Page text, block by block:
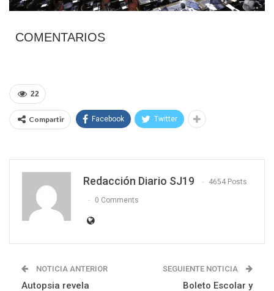
COMENTARIOS
22
Compartir Facebook Twitter
Redacción Diario SJ19 4654 Posts
0 Comments
NOTICIA ANTERIOR
Autopsia revela
SEGUIENTE NOTICIA
Boleto Escolar y